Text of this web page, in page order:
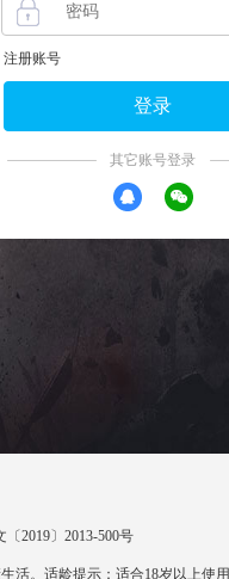
注册账号
登录
其它账号登录
〔2019〕2013-500号
活。适龄提示：适合18岁以上使用